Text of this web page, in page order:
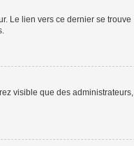
Le lien vers ce dernier se trouve
visible que des administrateurs,